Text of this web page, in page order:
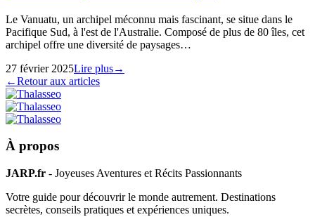
Le Vanuatu, un archipel méconnu mais fascinant, se situe dans le
Pacifique Sud, à l'est de l'Australie. Composé de plus de 80 îles, cet
archipel offre une diversité de paysages…
27 février 2025Lire plus→
←Retour aux articles
À propos
JARP.fr - Joyeuses Aventures et Récits Passionnants
Votre guide pour découvrir le monde autrement. Destinations
secrètes, conseils pratiques et expériences uniques.